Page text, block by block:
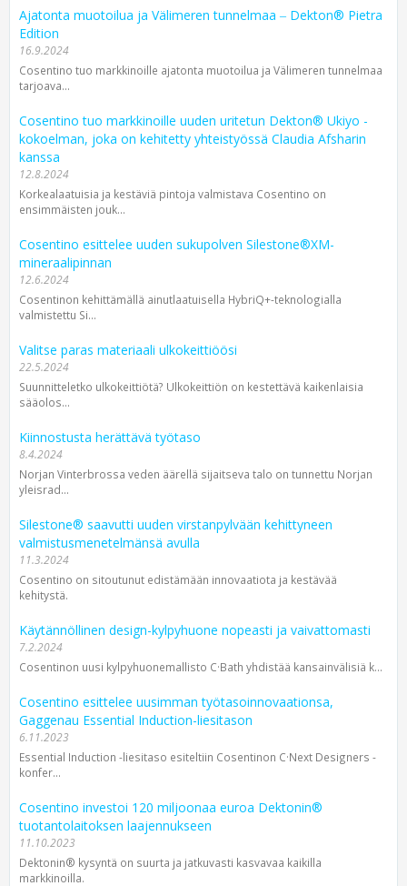
Ajatonta muotoilua ja Välimeren tunnelmaa ‒ Dekton® Pietra
Edition
16.9.2024
Cosentino tuo markkinoille ajatonta muotoilua ja Välimeren tunnelmaa
tarjoava...
Cosentino tuo markkinoille uuden uritetun Dekton® Ukiyo -
kokoelman, joka on kehitetty yhteistyössä Claudia Afsharin
kanssa
12.8.2024
Korkealaatuisia ja kestäviä pintoja valmistava Cosentino on
ensimmäisten jouk...
Cosentino esittelee uuden sukupolven Silestone®XM-
mineraalipinnan
12.6.2024
Cosentinon kehittämällä ainutlaatuisella HybriQ+-teknologialla
valmistettu Si...
Valitse paras materiaali ulkokeittiöösi
22.5.2024
Suunnitteletko ulkokeittiötä? Ulkokeittiön on kestettävä kaikenlaisia
sääolos...
Kiinnostusta herättävä työtaso
8.4.2024
Norjan Vinterbrossa veden äärellä sijaitseva talo on tunnettu Norjan
yleisrad...
Silestone® saavutti uuden virstanpylvään kehittyneen
valmistusmenetelmänsä avulla
11.3.2024
Cosentino on sitoutunut edistämään innovaatiota ja kestävää
kehitystä.
Käytännöllinen design-kylpyhuone nopeasti ja vaivattomasti
7.2.2024
Cosentinon uusi kylpyhuone­mallisto C·Bath yhdistää kansain­välisiä k...
Cosentino esittelee uusimman työtasoinnovaationsa,
Gaggenau Essential Induction-liesitason
6.11.2023
Essential Induction -liesitaso esiteltiin Cosentinon C·Next Designers -
konfer...
Cosentino investoi 120 miljoonaa euroa Dektonin®
tuotantolaitoksen laajennukseen
11.10.2023
Dektonin® kysyntä on suurta ja jatkuvasti kasvavaa kaikilla
markkinoilla.